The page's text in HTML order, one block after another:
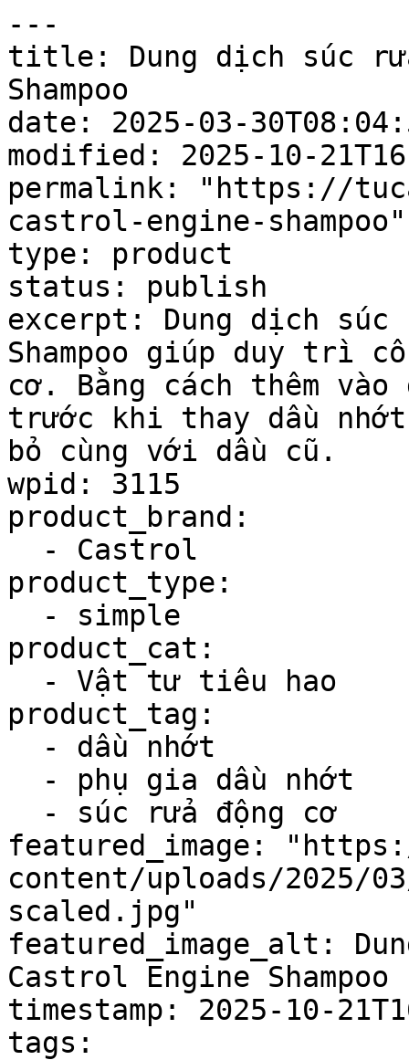
---
title: Dung dịch súc
Shampoo
date: 2025-03-
modified: 2025-10-
permalink: "https://
castrol-engine-shampoo"
type: product
status: publish
excerpt: Dung dịch súc
Shampoo giúp duy trì
cơ. Bằng cách thêm
trước khi thay dầu
bỏ cùng với dầu cũ.
wpid: 3115
product_brand:
product_type:
product_cat:
product_tag:
featured_image:
content/uploads/2025/
scaled.jpg"
featured_image_alt:
Castrol Engine Shampoo
timestamp: 2025-10-
tags: